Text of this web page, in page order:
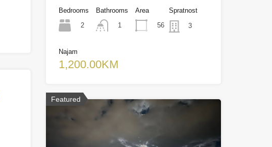
Bedrooms
2
Bathrooms
1
Area
56
Spratnost
3
Najam
1,200.00KM
Featured